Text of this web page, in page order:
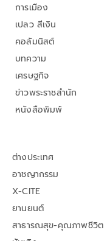
การเมือง
เปลว สีเงิน
คอลัมนิสต์
บทความ
เศรษฐกิจ
ข่าวพระราชสำนัก
หนังสือพิมพ์
ต่างประเทศ
อาชญากรรม
X-CITE
ยานยนต์
สาธารณสุข-คุณภาพชีวิต